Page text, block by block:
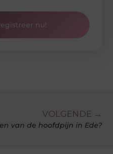
nu!
VOLGENDE →
van de hoofdpijn in Ede?